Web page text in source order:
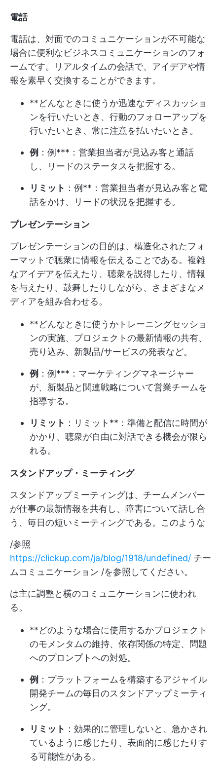
電話
電話は、対面でのコミュニケーションが不可能な
場合に便利なビジネスコミュニケーションのフォ
ームです。リアルタイムの会話で、アイデアや情
報を素早く交換することができます。
**どんなときに使うか迅速なディスカッショ
ンを行いたいとき、行動のフォローアップを
行いたいとき、常に注意を払いたいとき。
例 ：例***：営業担当者が見込み客と通話
し、リードのステータスを把握する。
リミット ：例**：営業担当者が見込み客と電
話をかけ、リードの状況を把握する。
プレゼンテーション
プレゼンテーションの目的は、構造化されたフォ
ーマットで聴衆に情報を伝えることである。複雑
なアイデアを伝えたり、聴衆を説得したり、情報
を与えたり、鼓舞したりしながら、さまざまなメ
ディアを組み合わせる。
**どんなときに使うかトレーニングセッショ
ンの実施、プロジェクトの最新情報の共有、
売り込み、新製品/サービスの発表など。
例 ：例***：マーケティングマネージャー
が、新製品と関連戦略について営業チームを
指導する。
リミット ：リミット**：準備と配信に時間が
かかり、聴衆が自由に対話できる機会が限ら
れる。
スタンドアップ・ミーティング
スタンドアップミーティングは、チームメンバー
が仕事の最新情報を共有し、障害について話し合
う、毎日の短いミーティングである。このような
/参照
https://clickup.com/ja/blog/1918/undefined/ チー
ムコミュニケーション /を参照してください。
は主に調整と横のコミュニケーションに使われ
る。
**どのような場合に使用するかプロジェクト
のモメンタムの維持、依存関係の特定、問題
へのプロンプトへの対処。
例 ：プラットフォームを構築するアジャイル
開発チームの毎日のスタンドアップミーティ
ング。
リミット ：効果的に管理しないと、急かされ
ているように感じたり、表面的に感じたりす
る可能性がある。